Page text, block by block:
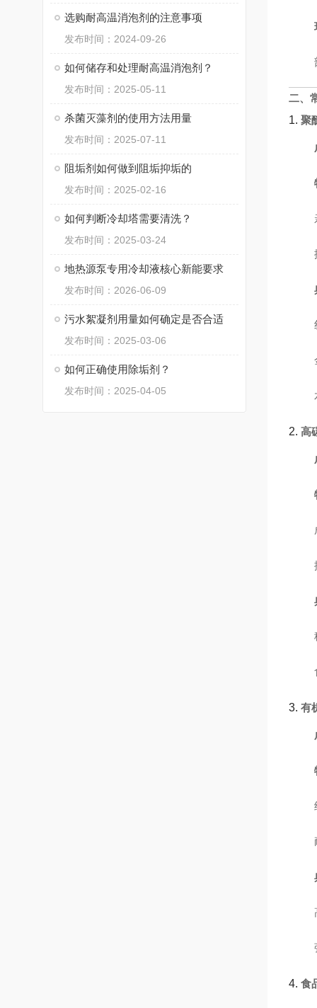
选购耐高温消泡剂的注意事项
发布时间：2024-09-26
如何储存和处理耐高温消泡剂？
发布时间：2025-05-11
杀菌灭藻剂的使用方法用量
发布时间：2025-07-11
阻垢剂如何做到阻垢抑垢的
发布时间：2025-02-16
如何判断冷却塔需要清洗？
发布时间：2025-03-24
地热源泵专用冷却液核心新能要求
发布时间：2026-06-09
污水絮凝剂用量如何确定是否合适
发布时间：2025-03-06
如何正确使用除垢剂？
发布时间：2025-04-05
二、
1. 聚
2. 高
3. 有
4. 食